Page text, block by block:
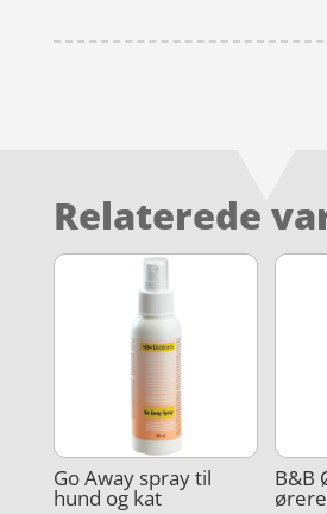
Relaterede
Go Away spray til
hund og kat
B&B